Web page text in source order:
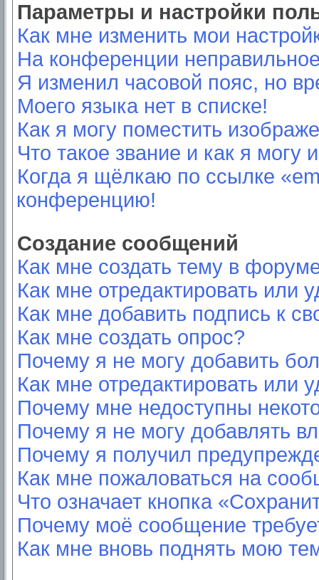
Параметры и настройки
Как мне изменить мои
На конференции
Я изменил часовой пояс, но
Моего языка нет в списке!
Как я могу поместить
Что такое звание и как я могу
Когда я щёлкаю по ссылке
конференцию!
Создание сообщений
Как мне создать тему в
Как мне отредактировать или
Как мне добавить подпись к
Как мне создать опрос?
Почему я не могу добавить
Как мне отредактировать или
Почему мне недоступны
Почему я не могу добавлять
Почему я получил
Как мне пожаловаться на
Что означает кнопка
Почему моё сообщение
Как мне вновь поднять мою